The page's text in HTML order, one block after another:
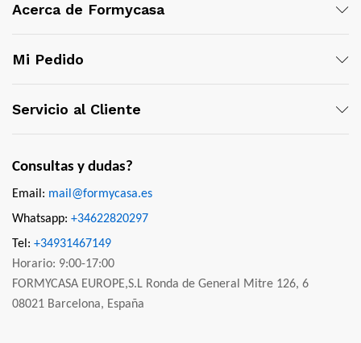
Acerca de Formycasa
Mi Pedido
Servicio al Cliente
Consultas y dudas?
Email: mail@formycasa.es
Whatsapp: +34622820297
Tel: +34931467149
Horario: 9:00-17:00
FORMYCASA EUROPE,S.L Ronda de General Mitre 126, 6
08021 Barcelona, España